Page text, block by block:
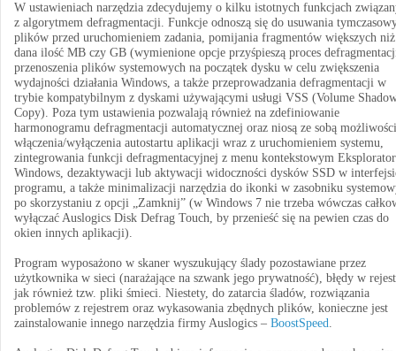
W ustawieniach narzędzia zdecydujemy o kilku istotnych funkcjach
z algorytmem defragmentacji. Funkcje odnoszą się do usuwania
plików przed uruchomieniem zadania, pomijania fragmentów większych niż
dana ilość MB czy GB (wymienione opcje przyśpieszą proces
przenoszenia plików systemowych na początek dysku w celu zwiększenia
wydajności działania Windows, a także przeprowadzania defragmentacji w
trybie kompatybilnym z dyskami używającymi usługi VSS (Volume
Copy). Poza tym ustawienia pozwalają również na zdefiniowanie
harmonogramu defragmentacji automatycznej oraz niosą ze sobą możliwości
włączenia/wyłączenia autostartu aplikacji wraz z uruchomieniem systemu,
zintegrowania funkcji defragmentacyjnej z menu kontekstowym
Windows, dezaktywacji lub aktywacji widoczności dysków SSD w
programu, a także minimalizacji narzędzia do ikonki w zasobniku
po skorzystaniu z opcji „Zamknij” (w Windows 7 nie trzeba wówczas
wyłączać Auslogics Disk Defrag Touch, by przenieść się na pewien czas do
okien innych aplikacji).
Program wyposażono w skaner wyszukujący ślady pozostawiane przez
użytkownika w sieci (narażające na szwank jego prywatność), błędy w
jak również tzw. pliki śmieci. Niestety, do zatarcia śladów, rozwiązania
problemów z rejestrem oraz wykasowania zbędnych plików, konieczne jest
zainstalowanie innego narzędzia firmy Auslogics – BoostSpeed.